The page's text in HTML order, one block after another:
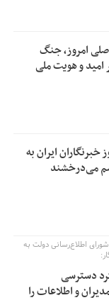
امروز، جنگ
امید و هویت ملی
خبرنگاران ایران به
می‌درخشند
شورای اطلاع‌رسانی دولت به
دسترسی
و اطلاعات را